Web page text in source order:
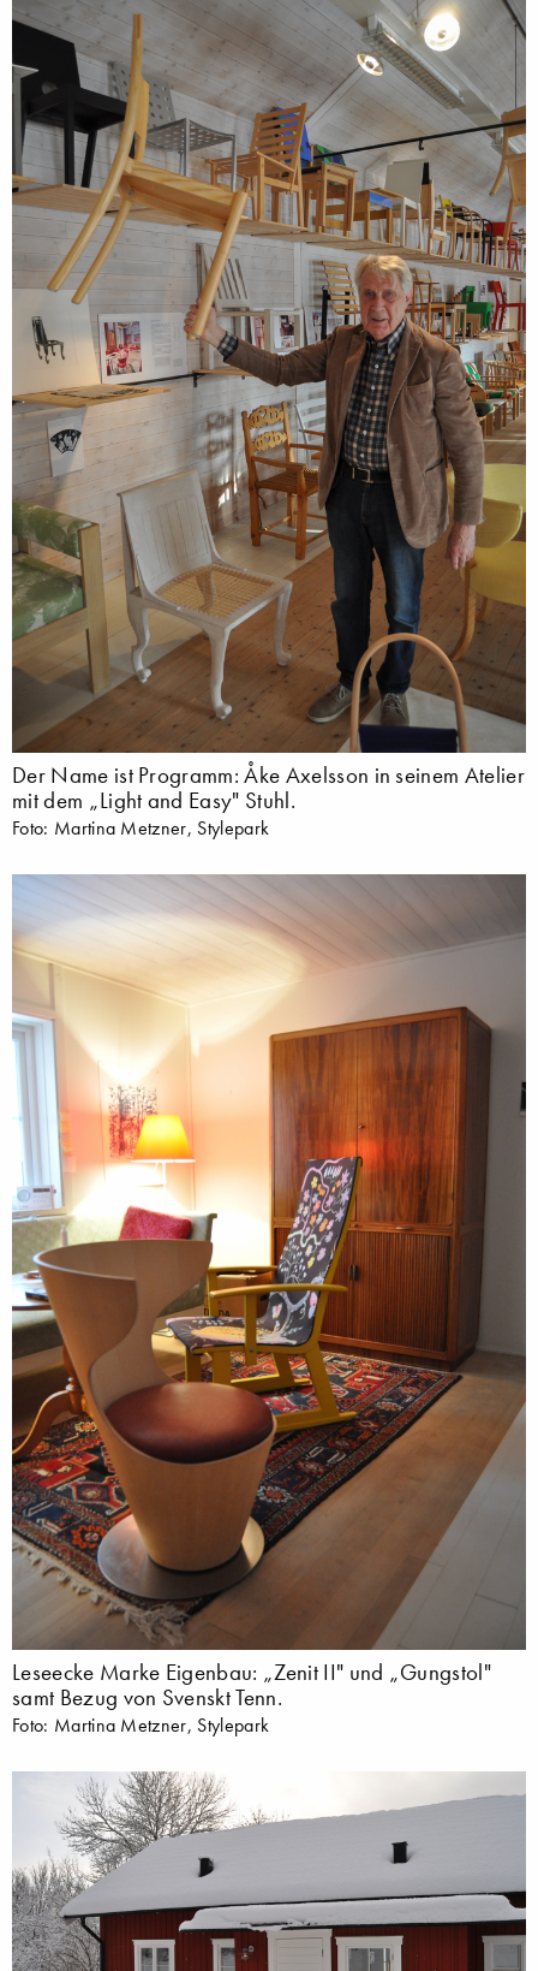
Der Name ist Programm: Åke Axelsson in seinem Atelier
mit dem „Light and Easy" Stuhl.
Foto: Martina Metzner, Stylepark
Leseecke Marke Eigenbau: „Zenit II" und „Gungstol"
samt Bezug von Svenskt Tenn.
Foto: Martina Metzner, Stylepark